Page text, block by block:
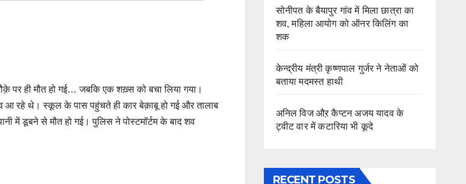
पर ही मौत हो गई… जबकि एक शख़्स को बचा लिया गया।
आ रहे थे। स्कूल के पास पहुंचते ही कार बेक़ाबू हो गई और तालाब
में डूबने से मौत हो गई। पुलिस ने पोस्टमॉर्टम के बाद शव
सोनीपत के बैयापुर गांव में मिला छात्रा का
शव, महिला आयोग को ऑनर किलिंग का
शक
केन्द्रीय मंत्री कृष्णपाल गुर्जर ने नेताओं को
बताया मदमस्त हाथी
अनिल विज औऱ कैप्टन अजय यादव के
ट्वीट वार में कटारिया भी कूदे
RECENT POSTS